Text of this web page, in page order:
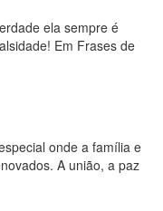
ela sempre é
Em Frases de
onde a família e
A união, a paz